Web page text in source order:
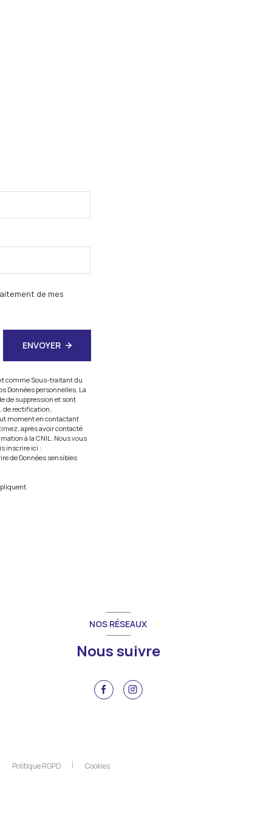
de mes
ENVOYER
comme Sous-traitant du
Données personnelles. La
de suppression et sont
de rectification,
moment en contactant
après avoir contacté
à la CNIL. Nous vous
inscrire ici :
de Données sensibles
NOS RÉSEAUX
Nous suivre
Politique RGPD Cookies